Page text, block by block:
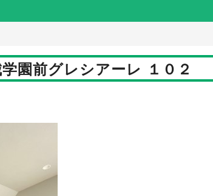
園前グレシアーレ １０２